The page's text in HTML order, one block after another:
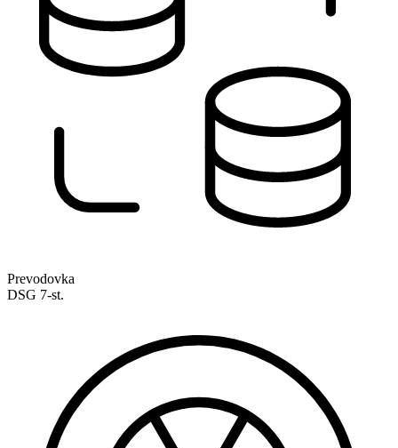
Prevodovka
DSG 7-st.